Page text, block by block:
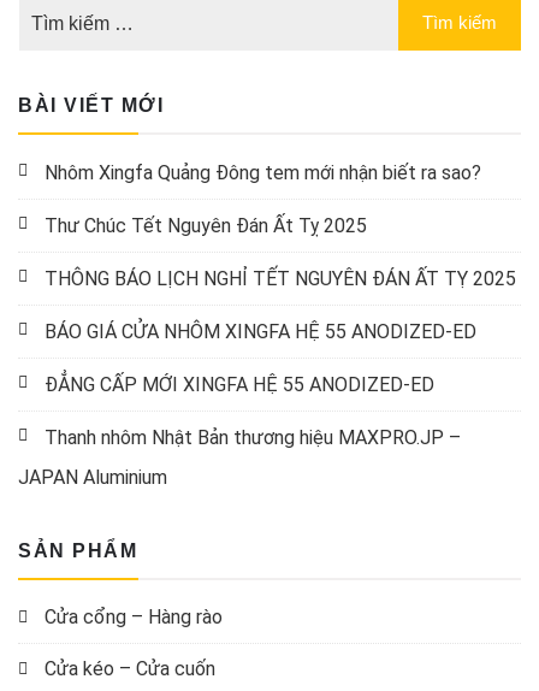
BÀI VIẾT MỚI
Nhôm Xingfa Quảng Đông tem mới nhận biết ra sao?
Thư Chúc Tết Nguyên Đán Ất Tỵ 2025
THÔNG BÁO LỊCH NGHỈ TẾT NGUYÊN ĐÁN ẤT TỴ 2025
BÁO GIÁ CỬA NHÔM XINGFA HỆ 55 ANODIZED-ED
ĐẲNG CẤP MỚI XINGFA HỆ 55 ANODIZED-ED
Thanh nhôm Nhật Bản thương hiệu MAXPRO.JP –
JAPAN Aluminium
SẢN PHẨM
Cửa cổng – Hàng rào
Cửa kéo – Cửa cuốn